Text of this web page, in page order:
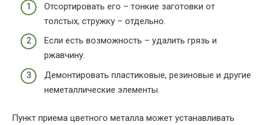
Отсортировать его – тонкие заготовки от
толстых, стружку – отдельно.
Если есть возможность – удалить грязь и
ржавчину.
Демонтировать пластиковые, резиновые и другие
неметаллические элементы.
Пункт приема цветного металла может устанавливать